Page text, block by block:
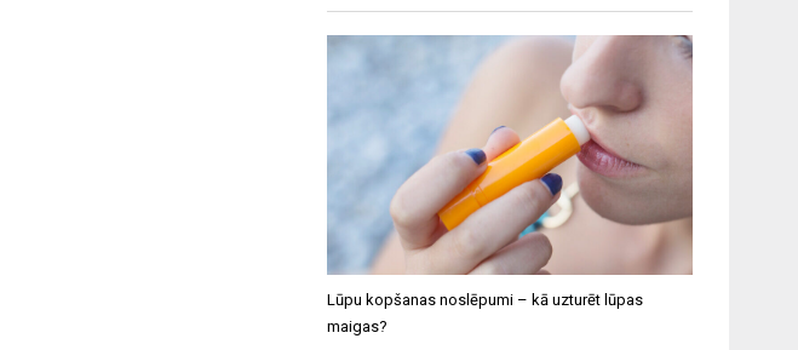
Lūpu kopšanas noslēpumi – kā uzturēt lūpas
maigas?